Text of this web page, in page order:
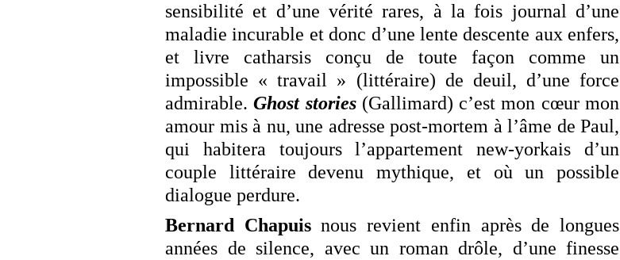
sensibilité et d’une vérité rares, à la fois journal d’une
maladie incurable et donc d’une lente descente aux enfers,
et livre catharsis conçu de toute façon comme un
impossible « travail » (littéraire) de deuil, d’une force
admirable.Ghost stories(Gallimard) c’est mon cœur mon
amour mis à nu, une adresse post-mortem à l’âme de Paul,
qui habitera toujours l’appartement new-yorkais d’un
couple littéraire devenu mythique, et où un possible
dialogue perdure.
Bernard Chapuisnous revient enfin après de longues
années de silence, avec un roman drôle, d’une finesse